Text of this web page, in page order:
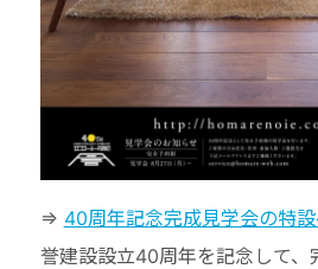
⇒ 40周年記念完成見学会の特
誉建設設立40周年を記念して、